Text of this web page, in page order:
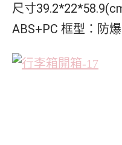
尺寸
ABS+PC 框型：防